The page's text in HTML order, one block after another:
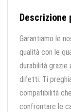
Descrizione
Garantiamo le
qualità con le
durabilità grazie
difetti. Ti
compatibilità
confrontare le